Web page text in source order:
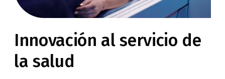
Innovación al servicio de
la salud